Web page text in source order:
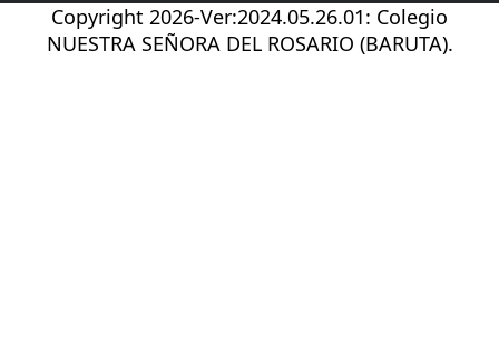
Copyright 2026-Ver:2024.05.26.01: Colegio
NUESTRA SEÑORA DEL ROSARIO (BARUTA).